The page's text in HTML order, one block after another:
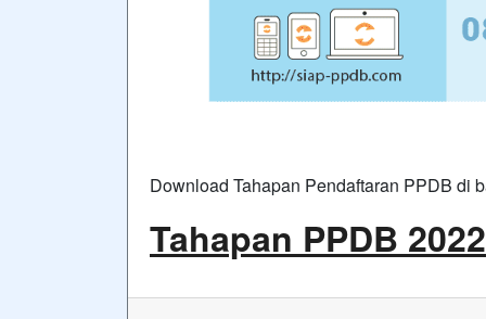
Download Tahapan Pendaftaran PPDB di
Tahapan PPDB 2022